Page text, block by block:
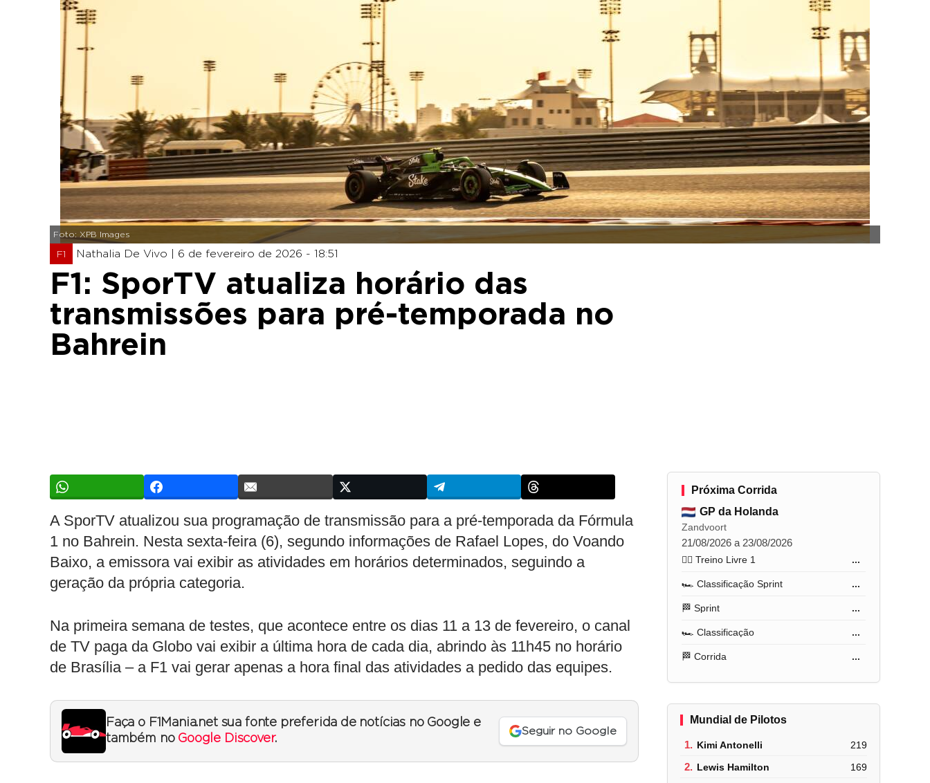
Foto: XPB Images
F1 Nathalia De Vivo | 6 de fevereiro de 2026 - 18:51
F1: SporTV atualiza horário das
transmissões para pré-temporada no
Bahrein
A SporTV atualizou sua programação de transmissão para a pré-temporada da Fórmula
1 no Bahrein. Nesta sexta-feira (6), segundo informações de Rafael Lopes, do Voando
Baixo, a emissora vai exibir as atividades em horários determinados, seguindo a
geração da própria categoria.
Na primeira semana de testes, que acontece entre os dias 11 a 13 de fevereiro, o canal
de TV paga da Globo vai exibir a última hora de cada dia, abrindo às 11h45 no horário
de Brasília – a F1 vai gerar apenas a hora final das atividades a pedido das equipes.
Faça o F1Mania.net sua fonte preferida de notícias no Google e
também no Google Discover.
Seguir no Google
Próxima Corrida
GP da Holanda
Zandvoort
21/08/2026 a 23/08/2026
🏋️‍♂️ Treino Livre 1 ...
🏎️ Classificação Sprint ...
🏁 Sprint ...
🏎️ Classificação ...
🏁 Corrida ...
Mundial de Pilotos
1. Kimi Antonelli 219
2. Lewis Hamilton 169